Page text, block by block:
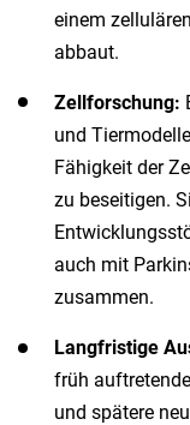
einem
abbaut.
Zellforschung:
und
Fähigkeit der
zu beseitigen.
auch mit
zusammen.
Langfristige
früh
und spätere